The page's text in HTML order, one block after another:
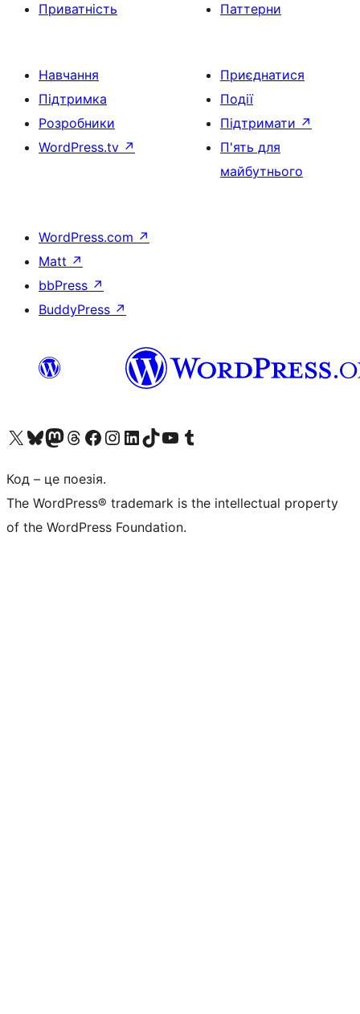
Приватність
Паттерни
Навчання
Підтримка
Розробники
WordPress.tv ↗
Приєднатися
Події
Підтримати ↗
П'ять для
майбутнього
WordPress.com ↗
Matt ↗
bbPress ↗
BuddyPress ↗
Visit our X (formerly Twitter) account
Visit our Bluesky account
Завітайте до нашої стрічки в Mastodon
Visit our Threads account
Завітайте на нашу сторінку в Facebook
Visit our Instagram account
Visit our LinkedIn account
Visit our TikTok account
Visit our YouTube channel
Visit our Tumblr account
Код – це поезія.
The WordPress® trademark is the intellectual property
of the WordPress Foundation.